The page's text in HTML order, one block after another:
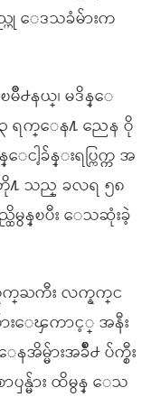
ဟု ေဒသခံမ်ားက
႕နယ္၊ မဒိန္ေ
ရက္ေန႔ ညေန ဝို
ါ့ခ်န္းရပ္ကြက္က အ
႔ သည္ ခလရ ၅၈
မွန္ၿပီး ေသဆုံးခဲ့
က္ႀကီး လက္နက္င
ားေၾကာင့္ အနီး
အိမ္မ်ားအခ်ိဳ႕ ပ်က္စီး
ၦန္မ်ား ထိမွန္ ေသ